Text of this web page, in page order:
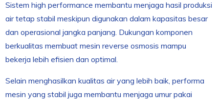
Sistem high performance membantu menjaga hasil produksi
air tetap stabil meskipun digunakan dalam kapasitas besar
dan operasional jangka panjang. Dukungan komponen
berkualitas membuat mesin reverse osmosis mampu
bekerja lebih efisien dan optimal.
Selain menghasilkan kualitas air yang lebih baik, performa
mesin yang stabil juga membantu menjaga umur pakai